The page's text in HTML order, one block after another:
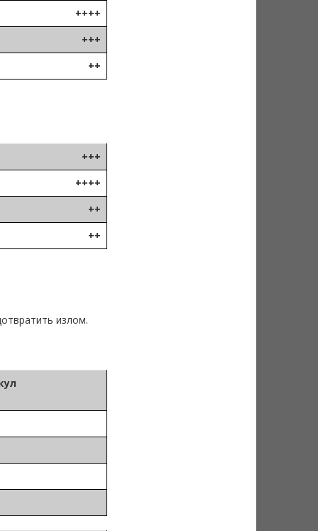
++++
+++
++
+++
++++
++
++
излом.